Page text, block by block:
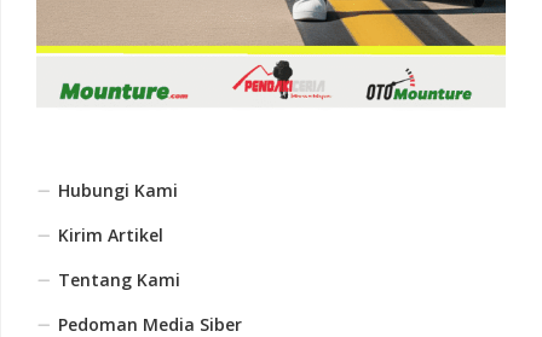
Hubungi Kami
Kirim Artikel
Tentang Kami
Pedoman Media Siber